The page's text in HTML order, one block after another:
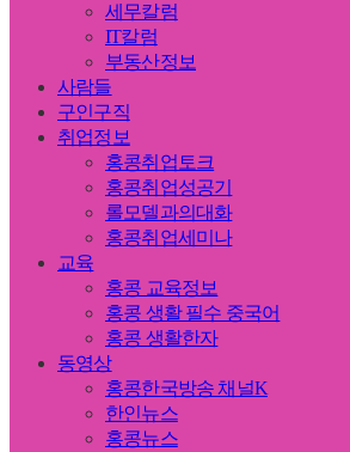
세무칼럼
IT칼럼
부동산정보
사람들
구인구직
취업정보
홍콩취업토크
홍콩취업성공기
롤모델과의대화
홍콩취업세미나
교육
홍콩 교육정보
홍콩 생활 필수 중국어
홍콩 생활한자
동영상
홍콩한국방송 채널K
한인뉴스
홍콩뉴스